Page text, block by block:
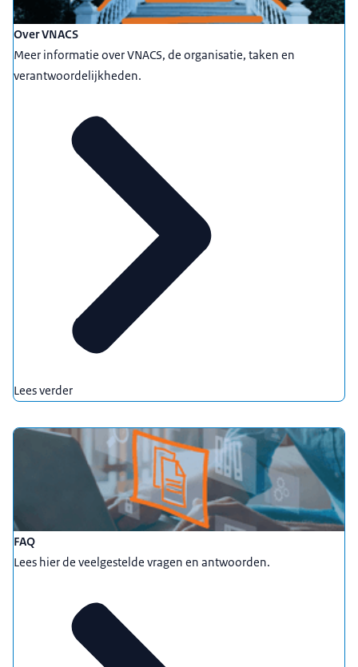
Over VNACS
Meer informatie over VNACS, de organisatie, taken en
verantwoordelijkheden.
Lees verder
FAQ
Lees hier de veelgestelde vragen en antwoorden.